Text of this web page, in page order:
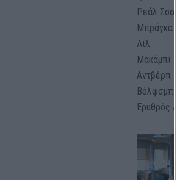
Ρεάλ
Μπράγκα
Λιλ
Μακάμπι
Αντβέρπ
Ερυθρός